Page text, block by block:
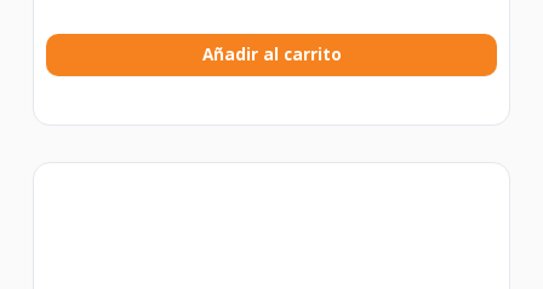
Añadir al carrito